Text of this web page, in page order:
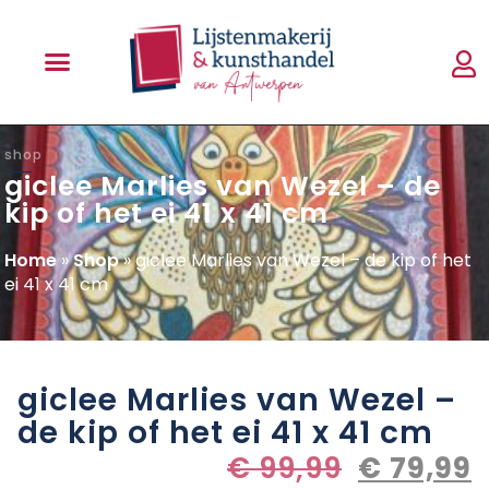
shop
giclee Marlies van Wezel – de
kip of het ei 41 x 41 cm
Home»Shop»giclee Marlies van Wezel – de kip of het
ei 41 x 41 cm
giclee Marlies van Wezel –
de kip of het ei 41 x 41 cm
€99,99 € 79,99